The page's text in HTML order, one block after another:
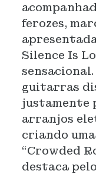
ferozes,
Silence Is
guitarras
justamente
arranjos
criando
“Crowded
destaca